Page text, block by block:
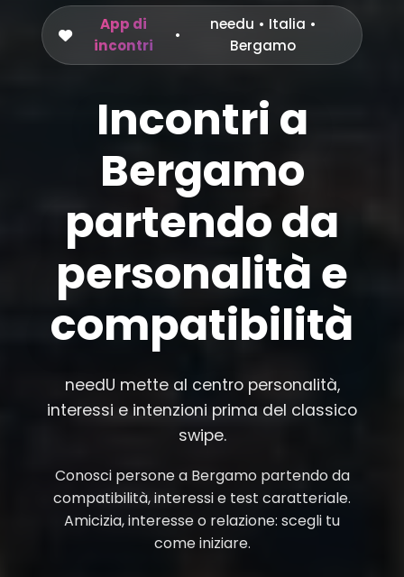
App di
incontri
•
needu • Italia •
Bergamo
Incontri a
Bergamo
partendo da
personalità e
compatibilità
needU mette al centro personalità,
interessi e intenzioni prima del classico
swipe.
Conosci persone a Bergamo partendo da
compatibilità, interessi e test caratteriale.
Amicizia, interesse o relazione: scegli tu
come iniziare.